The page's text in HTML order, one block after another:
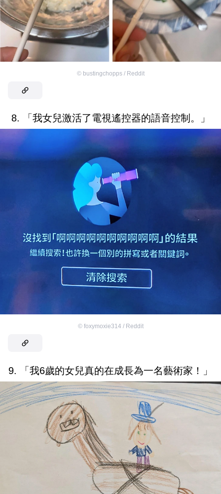
© bustingchopps / Reddit
8. 「我女兒激活了電視遙控器的語音控制。」
© foxymoxie314 / Reddit
9. 「我6歲的女兒真的在成長為一名藝術家！」